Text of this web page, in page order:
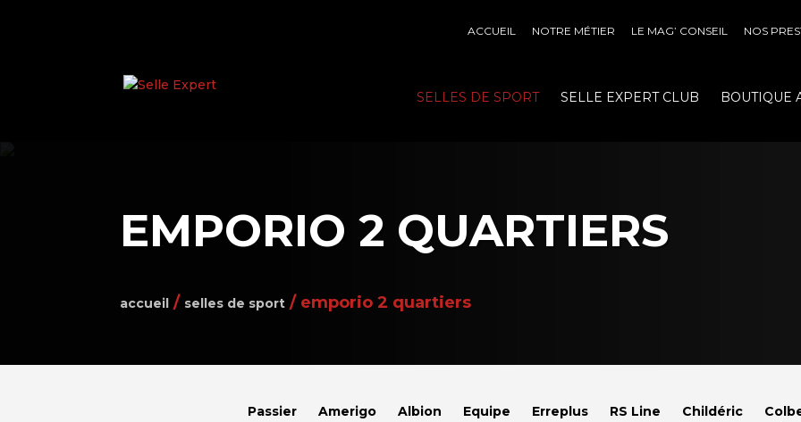
ACCUEIL NOTRE MÉTIER LE MAG’ CONSEIL NOS
SELLES DE SPORT SELLE EXPERT CLUB BOUTIQUE
EMPORIO 2 QUARTIERS
accueil / selles de sport / emporio 2 quartiers
Passier Amerigo Albion Equipe Erreplus RS Line Childéric